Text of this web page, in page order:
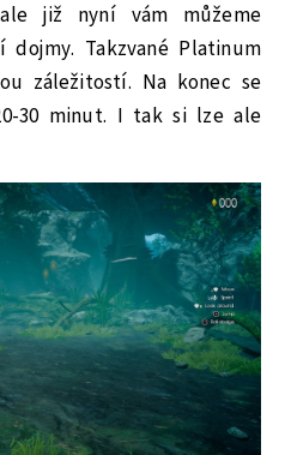
již nyní vám můžeme
Takzvané Platinum
záležitostí. Na konec se
30 minut. I tak si lze ale